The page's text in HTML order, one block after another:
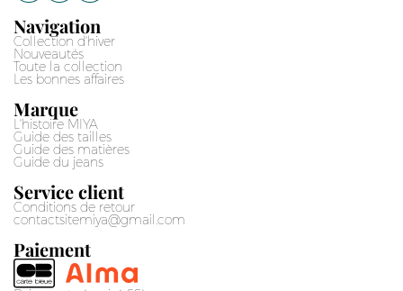
Navigation
Collection d'hiver
Nouveautés
Toute la collection
Les bonnes affaires
Marque
L'histoire MIYA
Guide des tailles
Guide des matières
Guide du jeans
Service client
Conditions de retour
contactsitemiya@gmail.com
Paiement